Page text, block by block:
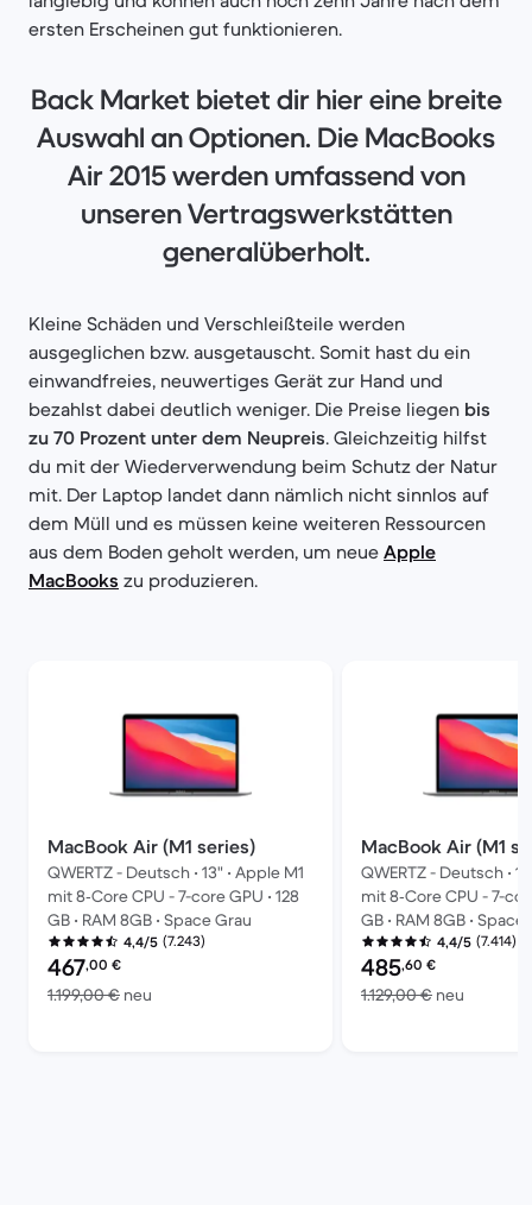
ersten Erscheinen gut funktionieren.
Back Market bietet dir hier eine breite
Auswahl an Optionen. Die MacBooks
Air 2015 werden umfassend von
unseren Vertragswerkstätten
generalüberholt.
Kleine Schäden und Verschleißteile werden
ausgeglichen bzw. ausgetauscht. Somit hast du ein
einwandfreies, neuwertiges Gerät zur Hand und
bezahlst dabei deutlich weniger. Die Preise liegen bis
zu 70 Prozent unter dem Neupreis. Gleichzeitig hilfst
du mit der Wiederverwendung beim Schutz der Natur
mit. Der Laptop landet dann nämlich nicht sinnlos auf
dem Müll und es müssen keine weiteren Ressourcen
aus dem Boden geholt werden, um neue Apple
MacBooks zu produzieren.
MacBook Air (M1 series)
QWERTZ - Deutsch • 13" • Apple M1
mit 8‑Core CPU - 7-core GPU • 128
GB • RAM 8GB • Space Grau
4,4/5 (7.243)
Preis des erneuerten Produkts:
467,00 €
1.199,00 € neu Im Vergleich zum Neupreis von 1.199,00 €
MacBook Air (M1
QWERTZ - Deutsch •
mit 8‑Core CPU - 7-
GB • RAM 8GB • Space
4,4/5 (7.414)
Preis des erneuerten
485,60 €
1.129,00 € neu